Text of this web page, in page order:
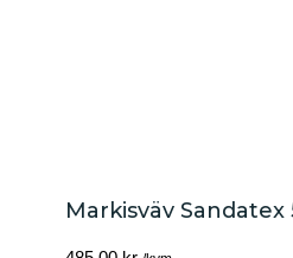
Markisväv Sandatex